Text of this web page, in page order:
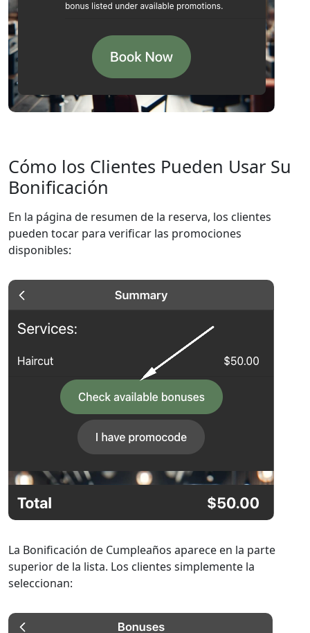
Cómo los Clientes Pueden Usar Su
Bonificación
En la página de resumen de la reserva, los clientes
pueden tocar para verificar las promociones
disponibles:
La Bonificación de Cumpleaños aparece en la parte
superior de la lista. Los clientes simplemente la
seleccionan: